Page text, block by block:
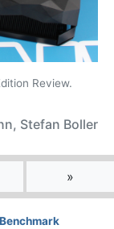
Review.
Stefan Boller
»
Benchmark